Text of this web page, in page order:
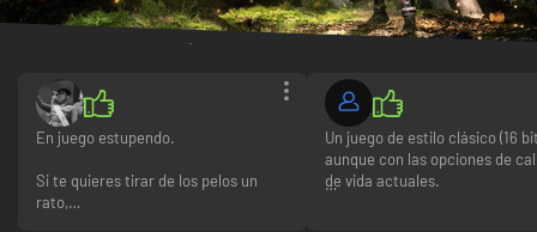
Últimas reseñas
En juego estupendo.
Si te quieres tirar de los pelos un
rato,
Un juego de estilo clásico (16
aunque con las opciones de
de vida actuales.